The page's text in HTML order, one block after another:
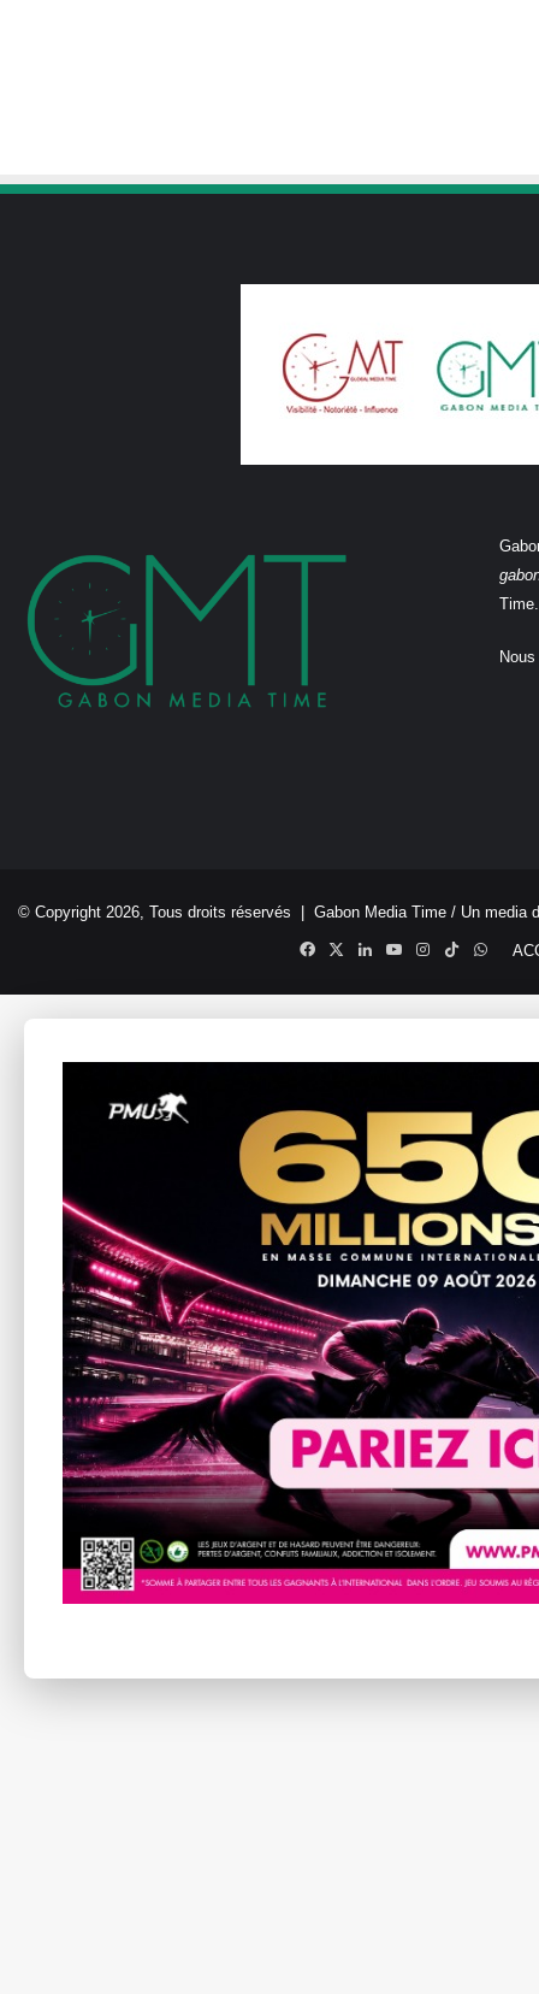
Time.
© Copyright 2026, Tous droits réservés | Gabon Media Time / Un media
Facebook
X LinkedinYouTubeInstagram
TikTok